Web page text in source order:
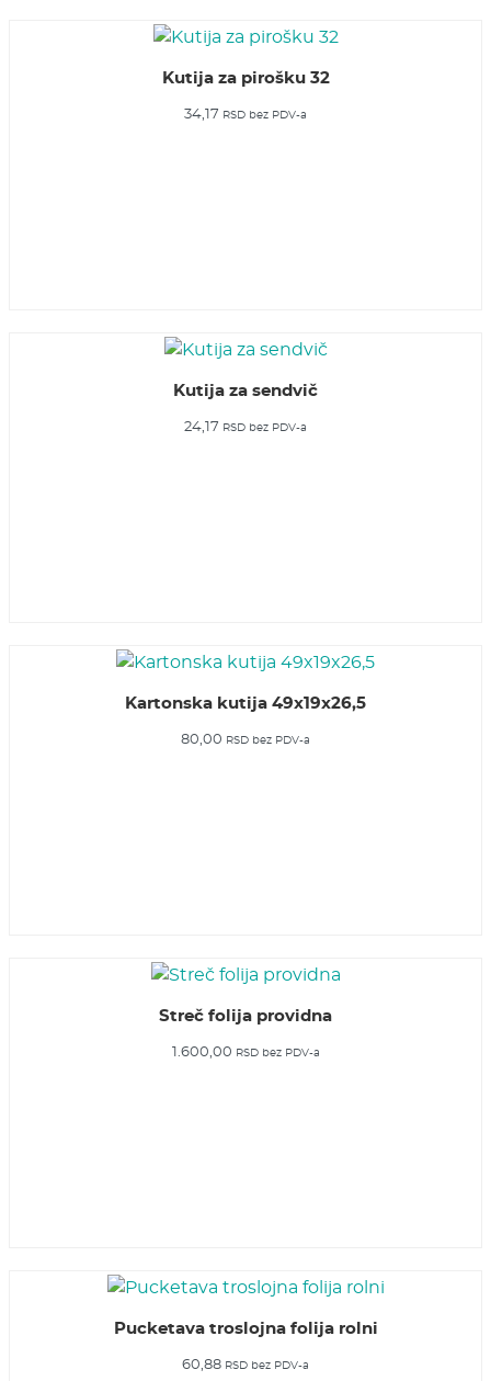
Kutija za pirošku 32
34,17 RSD bez PDV-a
Kutija za sendvič
24,17 RSD bez PDV-a
Kartonska kutija 49x19x26,5
80,00 RSD bez PDV-a
Streč folija providna
1.600,00 RSD bez PDV-a
Pucketava troslojna folija rolni
60,88 RSD bez PDV-a